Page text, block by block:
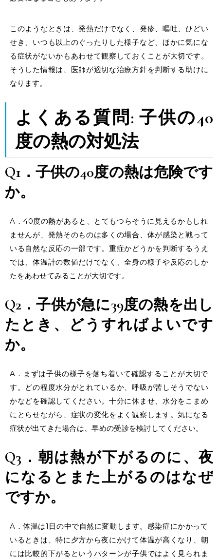
このようなときは、発熱だけでなく、発疹、嘔吐、ひどい
せき、いつも以上のぐったりした様子など、ほかに気にな
る症状がないかもあわせて観察しておくことが大切です。
そうした情報は、医師が適切な治療方針を判断する助けに
なります。
よくある質問: 子供の40
度の熱の対処法
Q1．子供の40度の熱は危険です
か。
A．40度の熱があると、とてもつらそうに見えるかもしれ
ませんが、発熱そのものは多くの場合、体が感染と戦って
いる自然な反応の一部です。重症かどうかを判断するうえ
では、体温計の数値だけでなく、全身の様子や反応のしか
たをあわせてみることが大切です。
Q2．子供が急に39度の熱を出し
たとき、どうすればよいです
か。
A．まずは子供の様子を落ち着いて確認することが大切で
す。どの程度水分がとれているか、呼吸が苦しそうでない
かなどを確認してください。十分に休ませ、水分をこまめ
にとらせながら、症状の変化をよく観察します。気になる
症状が出てきた場合は、早めの受診を検討してください。
Q3．朝は熱が下がるのに、夜
になるとまた上がるのはなぜ
ですか。
A．体温は1日の中で自然に変動します。感染症にかかって
いるときは、特に夕方から夜にかけて体温が高くなり、朝
には比較的下がるというパターンが子供ではよく見られま